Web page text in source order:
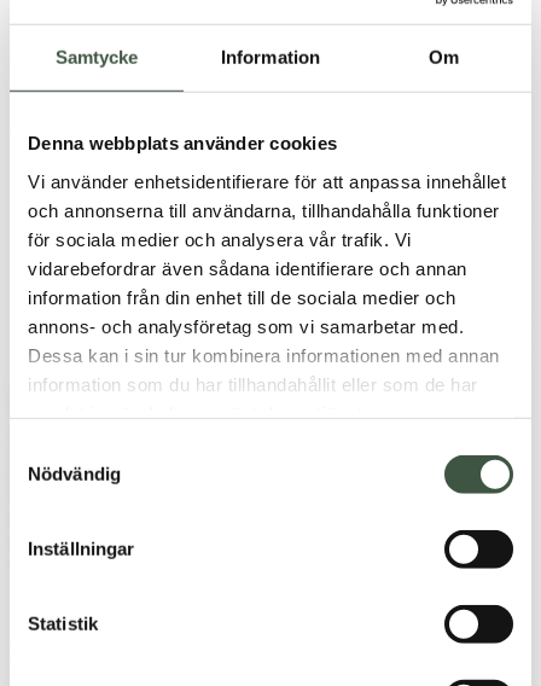
Samtycke Information Om
Denna webbplats använder cookies
Vi använder enhetsidentifierare för att anpassa innehållet
och annonserna till användarna, tillhandahålla funktioner
för sociala medier och analysera vår trafik. Vi
vidarebefordrar även sådana identifierare och annan
information från din enhet till de sociala medier och
annons- och analysföretag som vi samarbetar med.
Dessa kan i sin tur kombinera informationen med annan
information som du har tillhandahållit eller som de har
Nödvändig
Inställningar
Statistik
Zoom